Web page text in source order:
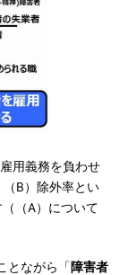
用義務を負わせ
B）除外率とい
（A）について
とながら「障害者